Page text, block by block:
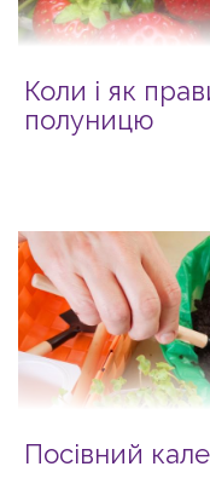
Коли і як
полуницю
Посівний